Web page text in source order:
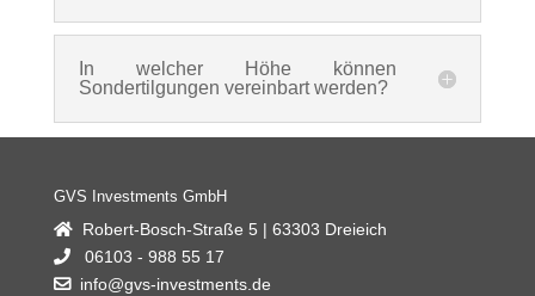
In welcher Höhe können
Sondertilgungen vereinbart werden?
GVS Investments GmbH
Robert-Bosch-Straße 5 | 63303 Dreieich
06103 - 988 55 17
info@gvs-investments.de